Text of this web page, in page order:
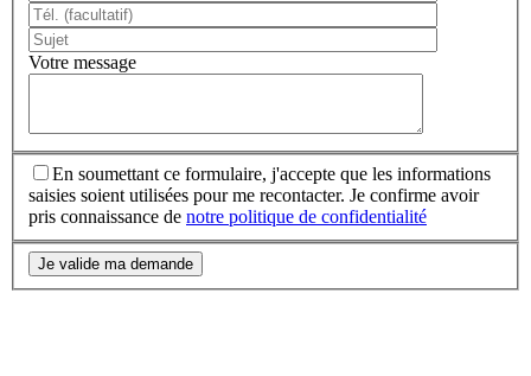
Votre message
En soumettant ce formulaire, j'accepte que les informations
saisies soient utilisées pour me recontacter. Je confirme avoir
pris connaissance de notre politique de confidentialité